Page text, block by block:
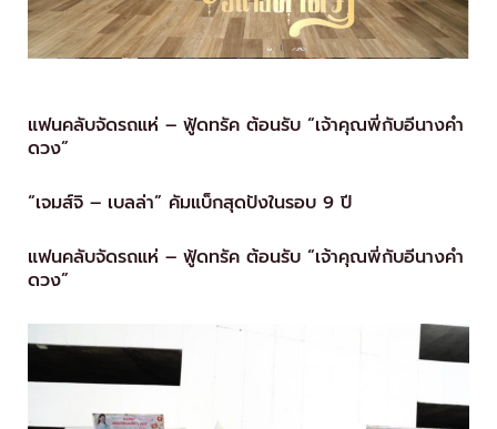
แฟนคลับจัดรถแห่ – ฟู้ดทรัค ต้อนรับ “เจ้าคุณพี่กับอีนางคำ
ดวง”
“เจมส์จิ – เบลล่า” คัมแบ็กสุดปังในรอบ 9 ปี
แฟนคลับจัดรถแห่ – ฟู้ดทรัค ต้อนรับ “เจ้าคุณพี่กับอีนางคำ
ดวง”